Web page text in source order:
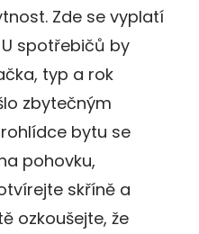
Zde se vyplatí
spotřebičů by
typ a rok
zbytečným
bytu se
pohovku,
skříně a
ozkoušejte, že